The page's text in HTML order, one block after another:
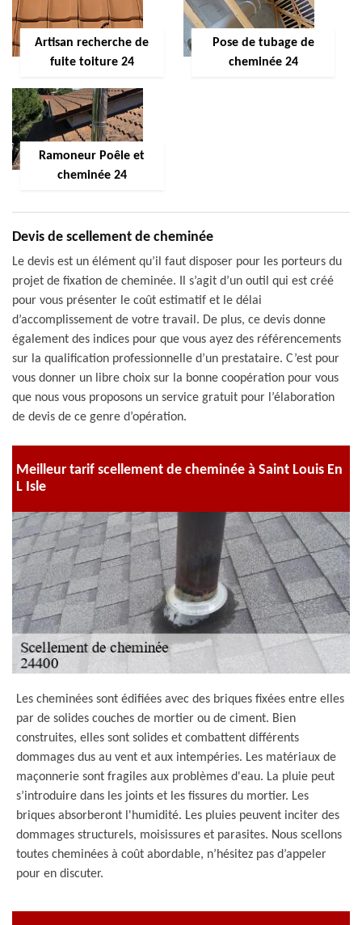
Artisan recherche de
fuite toiture 24
Pose de tubage de
cheminée 24
Ramoneur Poêle et
cheminée 24
Devis de scellement de cheminée
Le devis est un élément qu’il faut disposer pour les porteurs du
projet de fixation de cheminée. Il s’agit d’un outil qui est créé
pour vous présenter le coût estimatif et le délai
d’accomplissement de votre travail. De plus, ce devis donne
également des indices pour que vous ayez des référencements
sur la qualification professionnelle d’un prestataire. C’est pour
vous donner un libre choix sur la bonne coopération pour vous
que nous vous proposons un service gratuit pour l’élaboration
de devis de ce genre d’opération.
Meilleur tarif scellement de cheminée à Saint Louis En
L Isle
Les cheminées sont édifiées avec des briques fixées entre elles
par de solides couches de mortier ou de ciment. Bien
construites, elles sont solides et combattent différents
dommages dus au vent et aux intempéries. Les matériaux de
maçonnerie sont fragiles aux problèmes d'eau. La pluie peut
s’introduire dans les joints et les fissures du mortier. Les
briques absorberont l'humidité. Les pluies peuvent inciter des
dommages structurels, moisissures et parasites. Nous scellons
toutes cheminées à coût abordable, n’hésitez pas d’appeler
pour en discuter.